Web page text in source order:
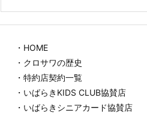
・HOME
・クロサワの歴史
・特約店契約一覧
・いばらきKIDS CLUB協賛店
・いばらきシニアカード協賛店